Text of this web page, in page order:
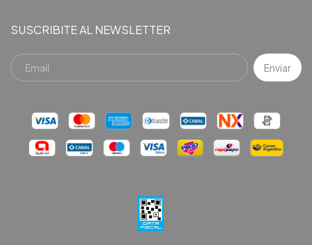
SUSCRIBITE AL NEWSLETTER